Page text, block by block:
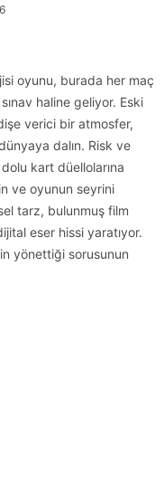
oyunu, burada her maç
haline geliyor. Eski
verici bir atmosfer,
dalın. Risk ve
kart düellolarına
ve oyunun seyrini
tarz, bulunmuş film
eser hissi yaratıyor.
yönettiği sorusunun